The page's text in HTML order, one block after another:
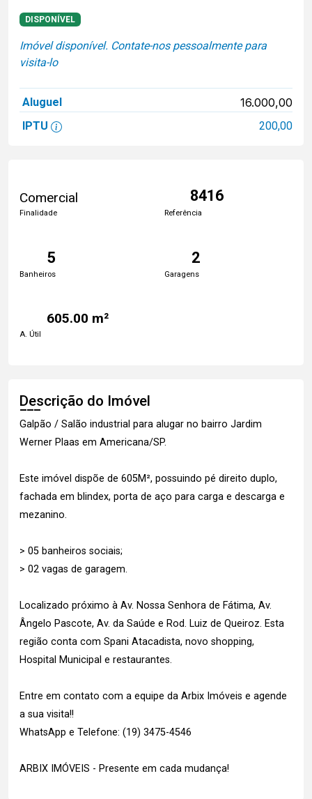
DISPONÍVEL
Imóvel disponível. Contate-nos pessoalmente para
visita-lo
Aluguel 16.000,00
IPTU 200,00
Comercial
Finalidade
8416
Referência
5
Banheiros
2
Garagens
605.00 m²
A. Útil
Descrição do Imóvel
Galpão / Salão industrial para alugar no bairro Jardim
Werner Plaas em Americana/SP.
Este imóvel dispõe de 605M², possuindo pé direito duplo,
fachada em blindex, porta de aço para carga e descarga e
mezanino.
> 05 banheiros sociais;
> 02 vagas de garagem.
Localizado próximo à Av. Nossa Senhora de Fátima, Av.
Ângelo Pascote, Av. da Saúde e Rod. Luiz de Queiroz. Esta
região conta com Spani Atacadista, novo shopping,
Hospital Municipal e restaurantes.
Entre em contato com a equipe da Arbix Imóveis e agende
a sua visita!!
WhatsApp e Telefone: (19) 3475-4546
ARBIX IMÓVEIS - Presente em cada mudança!